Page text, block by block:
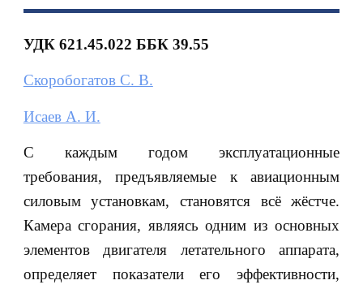
УДК 621.45.022 ББК 39.55
Скоробогатов С. В.
Исаев А. И.
С каждым годом эксплуатационные
требования, предъявляемые к авиационным
силовым установкам, становятся всё жёстче.
Камера сгорания, являясь одним из основных
элементов двигателя летательного аппарата,
определяет показатели его эффективности,